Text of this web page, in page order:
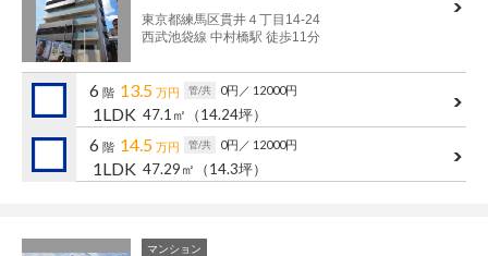
東京都練馬区貫井４丁目14-24
西武池袋線 中村橋駅 徒歩11分
6 階 13.5 万円 管/共 0円 ／ 12000円
1LDK 47.1㎡ （14.24坪）
6 階 14.5 万円 管/共 0円 ／ 12000円
1LDK 47.29㎡ （14.3坪）
マンション